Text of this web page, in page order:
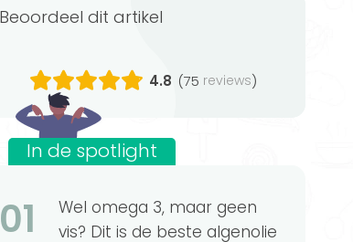
Beoordeel dit artikel
4.8 (75 reviews)
In de spotlight
01
Wel omega 3, maar geen
vis? Dit is de beste algenolie